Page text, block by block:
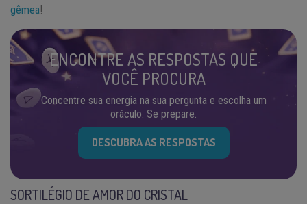
gêmea!
ENCONTRE AS RESPOSTAS QUE
VOCÊ PROCURA
Concentre sua energia na sua pergunta e escolha um
oráculo. Se prepare.
DESCUBRA AS RESPOSTAS
SORTILÉGIO DE AMOR DO CRISTAL